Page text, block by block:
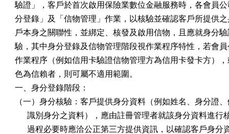
驗證」，客戶於首次啟用保險業數位金融服務時，各會員
分登錄」及「信物管理」作業，以核驗並確認客戶所提供
戶本身之關聯性，並綁定、核發及啟用信物，且應就身分
驗，其中身分登錄及信物管理階段視作業程序特性，若會
作業程序（例如信用卡驗證信物管理方為信用卡發卡方）
色為信賴者，則可屬不適用範圍。
一、身分登錄階段：
（一）身分核驗：客戶提供身分資料（例如姓名、身分證
識別身分之資料），應由註冊管理者就該身分資料進行
過程必要時應洽公正第三方提供資訊，以確認客戶身分